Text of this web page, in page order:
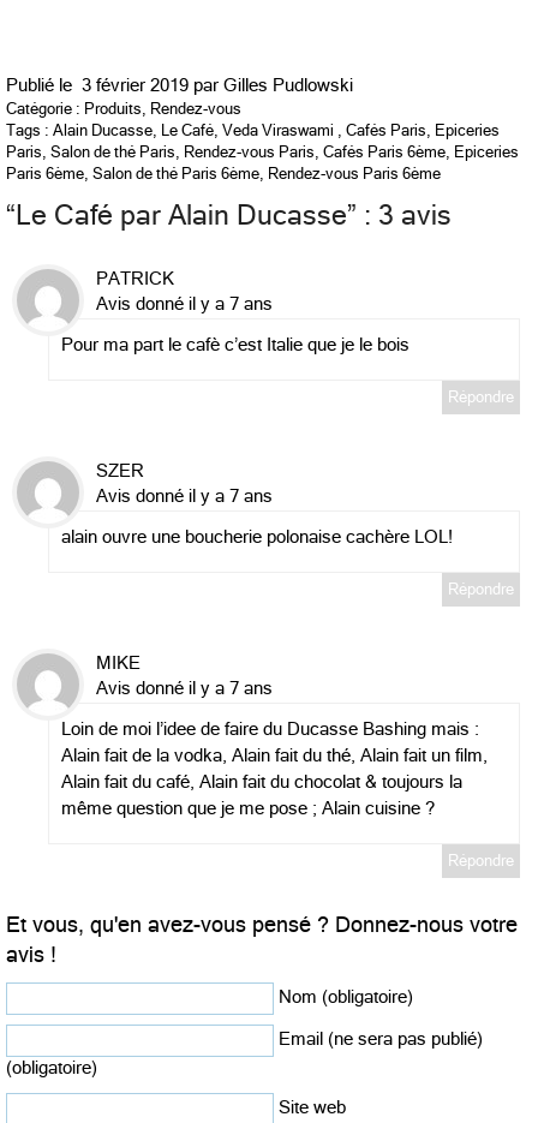
Publié le 3 février 2019 par Gilles Pudlowski
Catégorie : Produits Rendez-vous
Tags : Alain Ducasse Le Café Veda Viraswami Cafés Paris Epiceries
Paris Salon de thé Paris Rendez-vous Paris Cafés Paris 6ème Epiceries
Paris 6ème Salon de thé Paris 6ème Rendez-vous Paris 6ème
“ Le Café par Alain Ducasse” : 3 avis
PATRICK
Avis donné il y a 7 ans
Pour ma part le cafè c’est Italie que je le bois
Répondre
SZER
Avis donné il y a 7 ans
alain ouvre une boucherie polonaise cachère LOL!
Répondre
MIKE
Avis donné il y a 7 ans
Loin de moi l’idee de faire du Ducasse Bashing mais :
Alain fait de la vodka, Alain fait du thé, Alain fait un film,
Alain fait du café, Alain fait du chocolat & toujours la
même question que je me pose ; Alain cuisine ?
Répondre
Et vous, qu'en avez-vous pensé ? Donnez-nous votre
avis !
Nom (obligatoire)
Email (ne sera pas publié)
(obligatoire)
Site web